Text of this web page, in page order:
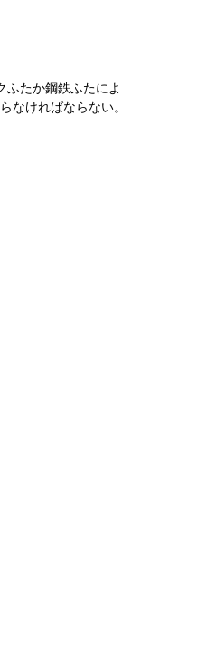
たか鋼鉄ふたによ
なければならない。